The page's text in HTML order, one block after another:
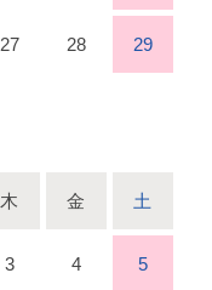
27 28 29
木 金 土
3 4 5